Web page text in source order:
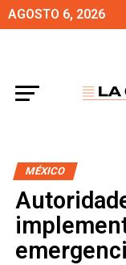
AGOSTO 6, 2026
MÉXICO